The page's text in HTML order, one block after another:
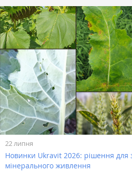
22 липня
Новинки Ukravit 2026: рішення для
мінерального живлення